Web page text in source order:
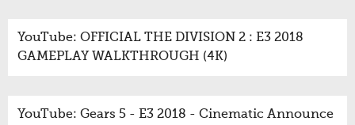
YouTube: OFFICIAL THE DIVISION 2 : E3 2018
GAMEPLAY WALKTHROUGH (4K)
YouTube: Gears 5 - E3 2018 - Cinematic Announce